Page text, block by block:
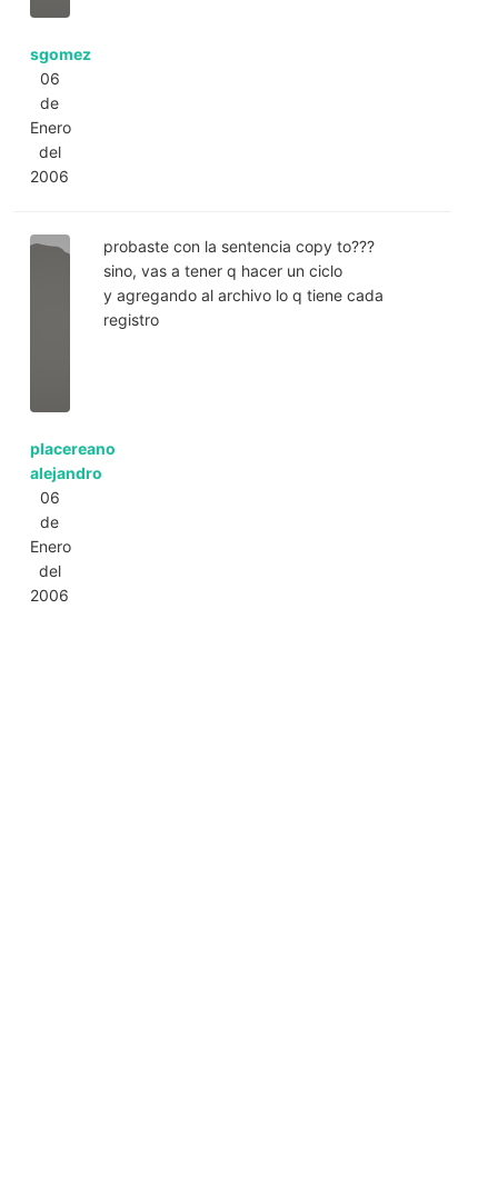
sgomez
06
de
Enero
del
2006
placereano
alejandro
06
de
Enero
del
2006
probaste con la sentencia copy to???
sino, vas a tener q hacer un ciclo
y agregando al archivo lo q tiene cada
registro